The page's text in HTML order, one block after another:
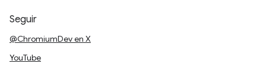
Seguir
@ChromiumDev en X
YouTube